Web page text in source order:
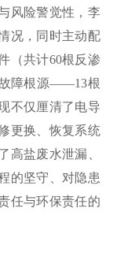
风险警觉性，李
况，同时主动配
（共计60根反渗
障根源——13根
不仅厘清了电导
更换、恢复系统
高盐废水泄漏、
的坚守、对隐患
任与环保责任的